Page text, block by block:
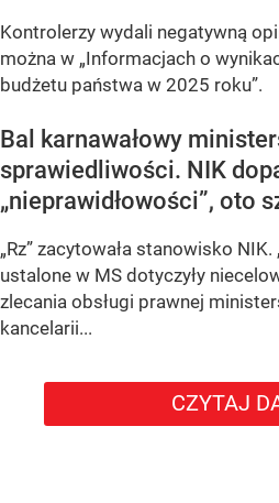
Kontrolerzy wydali negatywną
można w „Informacjach o
budżetu państwa w 2025 roku”.
Bal karnawałowy
sprawiedliwości. NIK
„nieprawidłowości”, oto
„Rz” zacytowała stanowisko
ustalone w MS dotyczyły
zlecania obsługi prawnej
kancelarii...
CZYTAJ